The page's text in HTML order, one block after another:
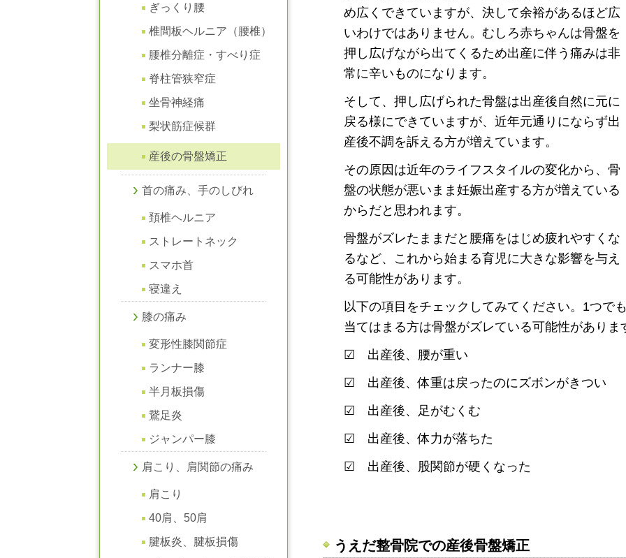
め広くできていますが、決して余裕があるほど広
いわけではありません。むしろ赤ちゃんは骨盤を
押し広げながら出てくるため出産に伴う痛みは非
常に辛いものになります。
そして、押し広げられた骨盤は出産後自然に元に
戻る様にできていますが、近年元通りにならず出
産後不調を訴える方が増えています。
その原因は近年のライフスタイルの変化から、骨
盤の状態が悪いまま妊娠出産する方が増えている
からだと思われます。
骨盤がズレたままだと腰痛をはじめ疲れやすくな
るなど、これから始まる育児に大きな影響を与え
る可能性があります。
以下の項目をチェックしてみてください。1つで
当てはまる方は骨盤がズレている可能性がありま
☑ 出産後、腰が重い
☑ 出産後、体重は戻ったのにズボンがきつい
☑ 出産後、足がむくむ
☑ 出産後、体力が落ちた
☑ 出産後、股関節が硬くなった
うえだ整骨院での産後骨盤矯正
ぎっくり腰
椎間板ヘルニア（腰椎）
腰椎分離症・すべり症
脊柱管狭窄症
坐骨神経痛
梨状筋症候群
産後の骨盤矯正
首の痛み、手のしびれ
頚椎ヘルニア
ストレートネック
スマホ首
寝違え
膝の痛み
変形性膝関節症
ランナー膝
半月板損傷
鵞足炎
ジャンパー膝
肩こり、肩関節の痛み
肩こり
40肩、50肩
腱板炎、腱板損傷